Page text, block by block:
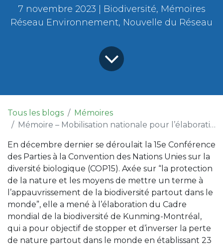
7 novembre 2023 | Biodiversité, Mémoires
Réseau Environnement, Nouvelle du Réseau
Tous les blogs
Mémoires
Mémoire – Mobilisation nationale pour l’élaboration du Plan Nature 2030
En décembre dernier se déroulait la 15e Conférence
des Parties à la Convention des Nations Unies sur la
diversité biologique (COP15). Axée sur “la protection
de la nature et les moyens de mettre un terme à
l’appauvrissement de la biodiversité partout dans le
monde”, elle a mené à l’élaboration du Cadre
mondial de la biodiversité de Kunming-Montréal,
qui a pour objectif de stopper et d’inverser la perte
de nature partout dans le monde en établissant 23